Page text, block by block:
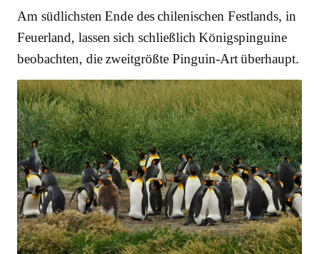
Am südlichsten Ende des chilenischen Festlands, in
Feuerland, lassen sich schließlich Königspinguine
beobachten, die zweitgrößte Pinguin-Art überhaupt.